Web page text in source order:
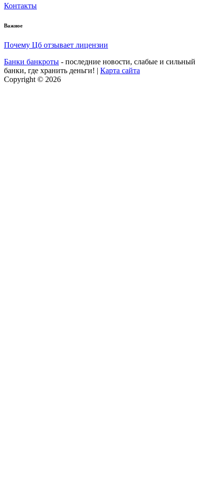
Контакты
Важное
Почему Цб отзывает лицензии
Банки банкроты - последние новости, слабые и сильный
банки, где хранить деньги! | Карта сайта
Copyright © 2026